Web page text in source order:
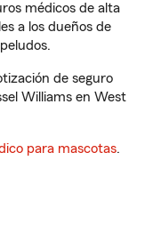
médicos de alta
a los dueños de
de seguro
Williams en West
para mascotas.